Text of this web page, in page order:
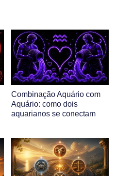
Combinação Aquário com
Aquário: como dois
aquarianos se conectam